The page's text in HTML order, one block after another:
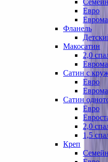
Евро
Фланель
Макосатин
2,0
Сатин с
Евро
Сатин
Евро
2,0
1,5
Креп